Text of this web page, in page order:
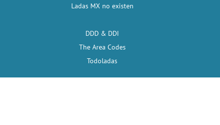
Ladas MX no existen
DDD & DDI
The Area Codes
Todoladas